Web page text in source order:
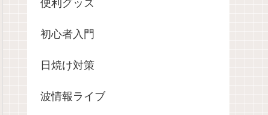
便利グッズ
初心者入門
日焼け対策
波情報ライブ